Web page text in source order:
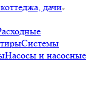
дачи
Системы
Насосы и насосные